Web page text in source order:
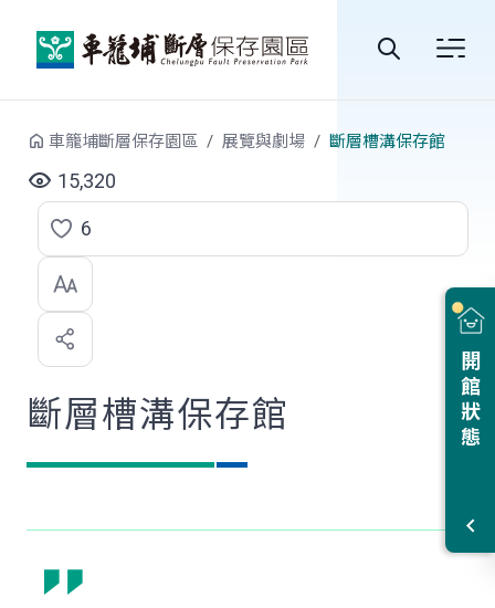
站
尋
開館狀態
車籠埔斷層保存園區 展覽與劇場 斷層槽溝保存館
15,320
點
選
喜
歡
6
斷層槽溝保存館